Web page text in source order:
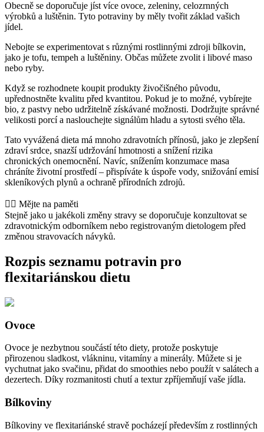
Obecně se doporučuje jíst více ovoce, zeleniny, celozrnných
výrobků a luštěnin. Tyto potraviny by měly tvořit základ vašich
jídel.
Nebojte se experimentovat s různými rostlinnými zdroji bílkovin,
jako je tofu, tempeh a luštěniny. Občas můžete zvolit i libové maso
nebo ryby.
Když se rozhodnete koupit produkty živočišného původu,
upřednostněte kvalitu před kvantitou. Pokud je to možné, vybírejte
bio, z pastvy nebo udržitelně získávané možnosti. Dodržujte správné
velikosti porcí a naslouchejte signálům hladu a sytosti svého těla.
Tato vyvážená dieta má mnoho zdravotních přínosů, jako je zlepšení
zdraví srdce, snazší udržování hmotnosti a snížení rizika
chronických onemocnění. Navíc, snížením konzumace masa
chráníte životní prostředí – přispíváte k úspoře vody, snižování emisí
skleníkových plynů a ochraně přírodních zdrojů.
👨‍⚕️️ Mějte na paměti
Stejně jako u jakékoli změny stravy se doporučuje konzultovat se
zdravotnickým odborníkem nebo registrovaným dietologem před
změnou stravovacích návyků.
Rozpis seznamu potravin pro
flexitariánskou dietu
Ovoce
Ovoce je nezbytnou součástí této diety, protože poskytuje
přirozenou sladkost, vlákninu, vitamíny a minerály. Můžete si je
vychutnat jako svačinu, přidat do smoothies nebo použít v salátech a
dezertech. Díky rozmanitosti chutí a textur zpříjemňují vaše jídla.
Bílkoviny
Bílkoviny ve flexitariánské stravě pocházejí především z rostlinných